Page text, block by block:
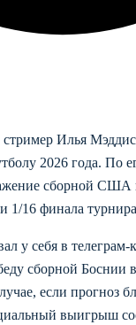
Илья
2026 года. По
сборной США
1/16 финала
у себя в телеграм-
сборной Боснии
если прогноз
выигрыш